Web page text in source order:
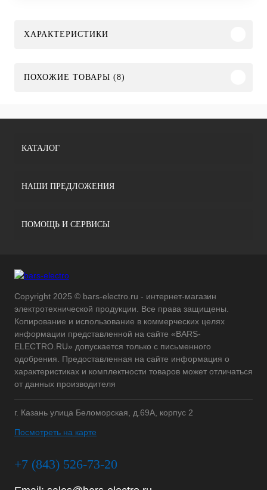
ХАРАКТЕРИСТИКИ
ПОХОЖИЕ ТОВАРЫ (8)
КАТАЛОГ
НАШИ ПРЕДЛОЖЕНИЯ
ПОМОЩЬ И СЕРВИСЫ
Copyright 2025 © bars-electro.ru - интернет-магазин
электротехнической продукции. Все права защищены.
Копирование и использование в коммерческих целях
информации представленной на сайте «BARS-
ELECTRO.RU» допускается только с письменного
одобрения. Предоставленная на сайте информация о
характеристиках и комплектности товаров может отличаться
от данных производителя
г. Казань улица Беломорская, д.69А, корпус 2
Посмотреть на карте
+7 (843) 526-73-20